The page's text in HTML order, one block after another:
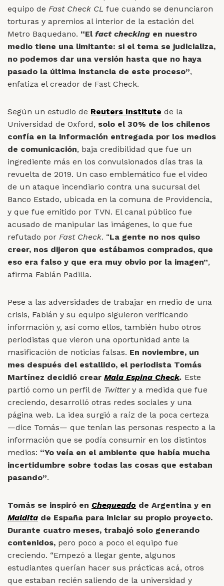
equipo de Fast Check CL fue cuando se denunciaron
torturas y apremios al interior de la estación del
Metro Baquedano. “El fact checking en nuestro
medio tiene una limitante: si el tema se judicializa,
no podemos dar una versión hasta que no haya
pasado la última instancia de este proceso”,
enfatiza el creador de Fast Check.
Según un estudio de Reuters Institute de la
Universidad de Oxford, solo el 30% de los chilenos
confía en la información entregada por los medios
de comunicación, baja credibilidad que fue un
ingrediente más en los convulsionados días tras la
revuelta de 2019. Un caso emblemático fue el video
de un ataque incendiario contra una sucursal del
Banco Estado, ubicada en la comuna de Providencia,
y que fue emitido por TVN. El canal público fue
acusado de manipular las imágenes, lo que fue
refutado por Fast Check. “La gente no nos quiso
creer, nos dijeron que estábamos comprados, que
eso era falso y que era muy obvio por la imagen”,
afirma Fabián Padilla.
Pese a las adversidades de trabajar en medio de una
crisis, Fabián y su equipo siguieron verificando
información y, así como ellos, también hubo otros
periodistas que vieron una oportunidad ante la
masificación de noticias falsas. En noviembre, un
mes después del estallido, el periodista Tomás
Martínez decidió crear Mala Espina Check. Este
partió como un perfil de Twittery a medida que fue
creciendo, desarrolló otras redes sociales y una
página web. La idea surgió a raíz de la poca certeza
—dice Tomás— que tenían las personas respecto a la
información que se podía consumir en los distintos
medios: “Yo veía en el ambiente que había mucha
incertidumbre sobre todas las cosas que estaban
pasando”.
Tomás se inspiró en Chequeado de Argentina y en
Maldita de España para iniciar su propio proyecto.
Durante cuatro meses, trabajó solo generando
contenidos, pero poco a poco el equipo fue
creciendo. “Empezó a llegar gente, algunos
estudiantes querían hacer sus prácticas acá, otros
que estaban recién saliendo de la universidad y